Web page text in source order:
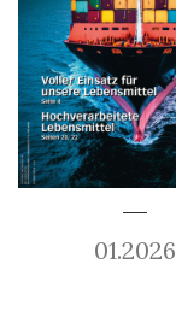
01.2026